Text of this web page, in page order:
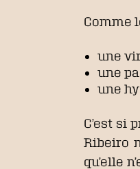
Comme
une
une
une
C’est si
Ribeiro
qu’elle